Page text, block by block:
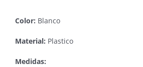
Color: Blanco
Material: Plastico
Medidas: